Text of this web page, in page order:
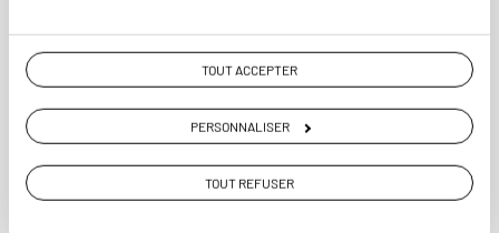
TOUT ACCEPTER
PERSONNALISER
TOUT REFUSER
à partir de 3100€
VOIR NOS 3 IDÉES DE VOYAGE AU KIRGHIZISTAN